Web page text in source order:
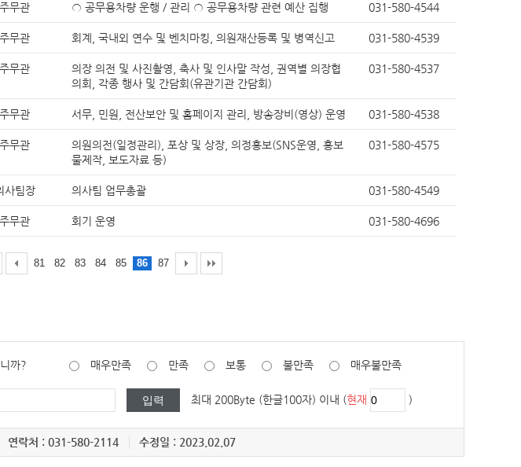
/행정 적극행정 군민추천 소극행정 신고
공공저작물(일반) 공공저작물(영상)
청렴행정공개 업무추진비 공개 상품권 구매 및 사용 내역
조직정보 공개 지표
마을변호사 서비스 현황 가축전염병 발생현황
) 집행내역
주무관 ○ 공무용차량 운행 / 관리 ○ 공무용차량 관련 예산 집행 031-580-4544
주무관 회계, 국내외 연수 및 벤치마킹, 의원재산등록 및 병역신고 031-580-4539
주무관
의장 의전 및 사진촬영, 축사 및 인사말 작성, 권역별 의장협
의회, 각종 행사 및 간담회(유관기관 간담회)
031-580-4537
주무관 서무, 민원, 전산보안 및 홈페이지 관리, 방송장비(영상) 운영 031-580-4538
주무관
의원의전(일정관리), 포상 및 상장, 의정홍보(SNS운영, 홍보
물제작, 보도자료 등)
031-580-4575
사팀장 의사팀 업무총괄 031-580-4549
주무관 회기 운영 031-580-4696
81 82 83 84 85 86 87
까? 매우만족 만족 보통 불만족 매우불만족
최대 200Byte (한글100자) 이내 (현재 )
연락처 : 031-580-2114 수정일 : 2023.02.07